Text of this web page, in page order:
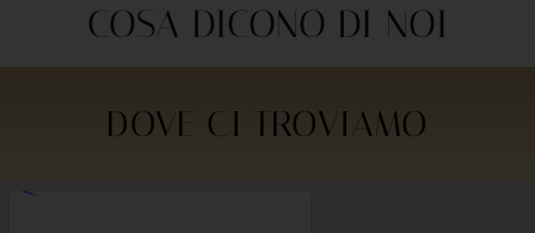
COSA DICONO DI NOI
DOVE CI TROVIAMO